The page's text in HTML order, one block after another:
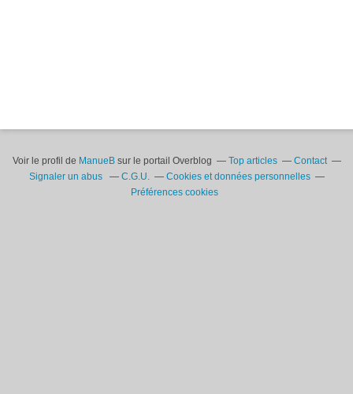
Voir le profil de ManueBsur le portail Overblog Top articles
Contact
Signaler un abus
C.G.U.
Cookies et données personnelles
Préférences cookies